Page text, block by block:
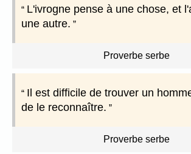
L'ivrogne pense à une chose, et
une autre.
Proverbe serbe
Il est difficile de trouver un
de le reconnaître.
Proverbe serbe